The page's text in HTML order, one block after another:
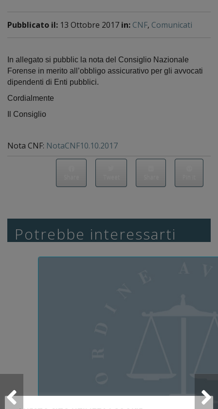
Pubblicato il: 13 Ottobre 2017 in: CNF, Comunicati
In allegato si pubblic la nota del Consiglio Nazionale
Forense in merito all’obbligo assicurativo per gli avvocati
dipendenti di Enti pubblici.
Cordialmente
Il Consiglio
Nota CNF: NotaCNF10.10.2017
Potrebbe interessarti